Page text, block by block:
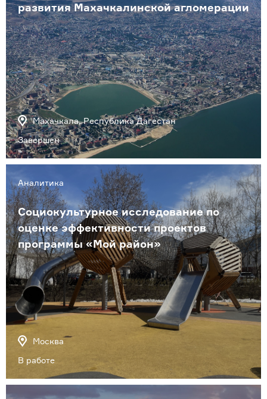
развития Махачкалинской агломерации
Махачкала, Республика Дагестан
Завершен
Аналитика
Социокультурное исследование по
оценке эффективности проектов
программы «Мой район»
Москва
В работе